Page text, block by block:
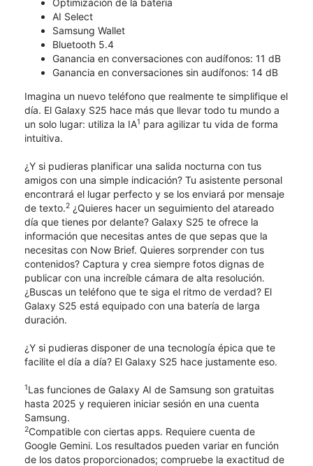
Optimización de la batería
AI Select
Samsung Wallet
Bluetooth 5.4
Ganancia en conversaciones con audífonos: 11 dB
Ganancia en conversaciones sin audífonos: 14 dB
Imagina un nuevo teléfono que realmente te simplifique el
día. El Galaxy S25 hace más que llevar todo tu mundo a
un solo lugar: utiliza la IA1 para agilizar tu vida de forma
intuitiva.
¿Y si pudieras planificar una salida nocturna con tus
amigos con una simple indicación? Tu asistente personal
encontrará el lugar perfecto y se los enviará por mensaje
de texto.2 ¿Quieres hacer un seguimiento del atareado
día que tienes por delante? Galaxy S25 te ofrece la
información que necesitas antes de que sepas que la
necesitas con Now Brief. Quieres sorprender con tus
contenidos? Captura y crea siempre fotos dignas de
publicar con una increíble cámara de alta resolución.
¿Buscas un teléfono que te siga el ritmo de verdad? El
Galaxy S25 está equipado con una batería de larga
duración.
¿Y si pudieras disponer de una tecnología épica que te
facilite el día a día? El Galaxy S25 hace justamente eso.
1Las funciones de Galaxy AI de Samsung son gratuitas
hasta 2025 y requieren iniciar sesión en una cuenta
Samsung.
2Compatible con ciertas apps. Requiere cuenta de
Google Gemini. Los resultados pueden variar en función
de los datos proporcionados; compruebe la exactitud de